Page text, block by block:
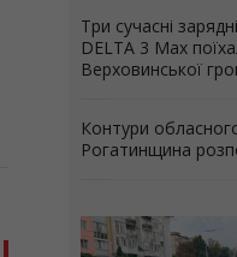
Три сучасні
DELTA 3 Max
Верховинської
Контури
Рогатинщина